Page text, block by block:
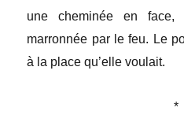
une cheminée en
marronnée par le feu. Le
à la place qu’elle voulait.
*